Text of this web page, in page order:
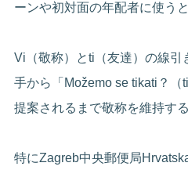
ーンや初対面の年配者に使う
Vi（敬称）とti（友達）の線引
手から「Možemo se tikati？（
提案されるまで敬称を維持す
特にZagreb中央郵便局